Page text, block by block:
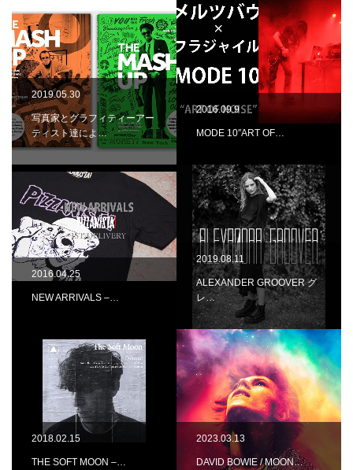
2019.05.30
写真家とグラフィティーアー
ティスト達によ…
2016.09.9
MODE 10″ART OF…
2016.04.25
NEW ARRIVALS –…
2019.08.11
ALEXANDER GROOVER グ
レ…
2018.02.15
THE SOFT MOON –…
2023.03.13
DAVID BOWIE / MOON…